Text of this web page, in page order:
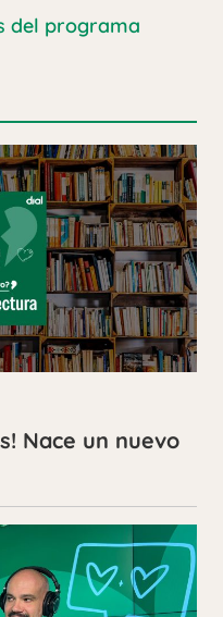
del programa
Nace un nuevo